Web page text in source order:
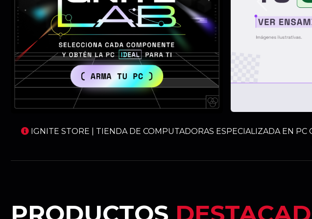
IGNITE STORE | TIENDA DE COMPUTADORAS ESPECIALIZADA EN